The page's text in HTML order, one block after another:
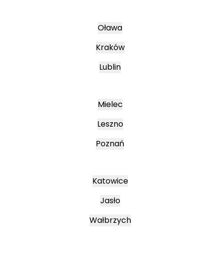
Oława
Kraków
Lublin
Mielec
Leszno
Poznań
Katowice
Jasło
Wałbrzych